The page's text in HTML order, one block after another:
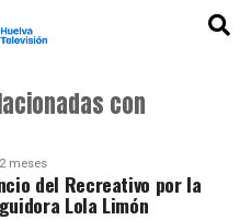
con
meses
del Recreativo por la
Lola Limón